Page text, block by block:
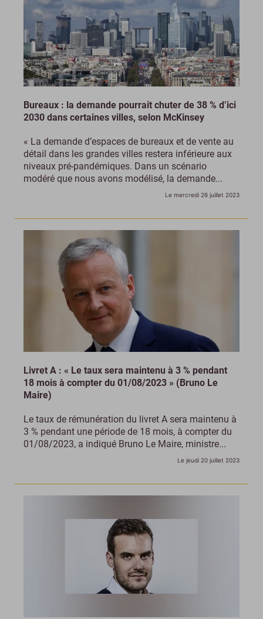
Bureaux : la demande pourrait chuter de 38 % d’ici
2030 dans certaines villes, selon McKinsey
« La demande d’espaces de bureaux et de vente au
détail dans les grandes villes restera inférieure aux
niveaux pré-pandémiques. Dans un scénario
modéré que nous avons modélisé, la demande...
Le mercredi 26 juillet 2023
Livret A : « Le taux sera maintenu à 3 % pendant
18 mois à compter du 01/08/2023 » (Bruno Le
Maire)
Le taux de rémunération du livret A sera maintenu à
3 % pendant une période de 18 mois, à compter du
01/08/2023, a indiqué Bruno Le Maire, ministre...
Le jeudi 20 juillet 2023